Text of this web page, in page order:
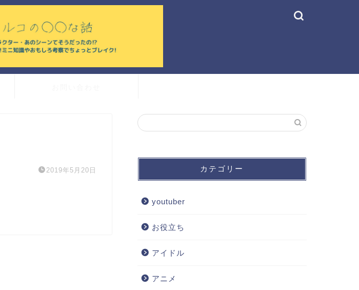
2019年5月20日 カテゴリー
youtuber
お役立ち
アイドル
アニメ